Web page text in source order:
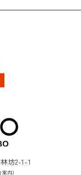
坊2-1-1
案内）